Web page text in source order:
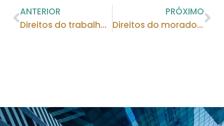
ANTERIOR
Direitos do trabalhador e a Constituição Federal de 1988
PRÓXIMO
Direitos do morador de condomínio; e seus deveres também!